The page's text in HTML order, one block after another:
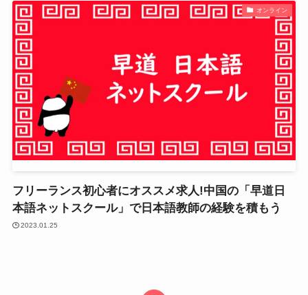
オンライン
フリーランス初心者にオススメ求人!中国の「早道日
本語ネットスクール」で日本語教師の経験を積もう
2023.01.25